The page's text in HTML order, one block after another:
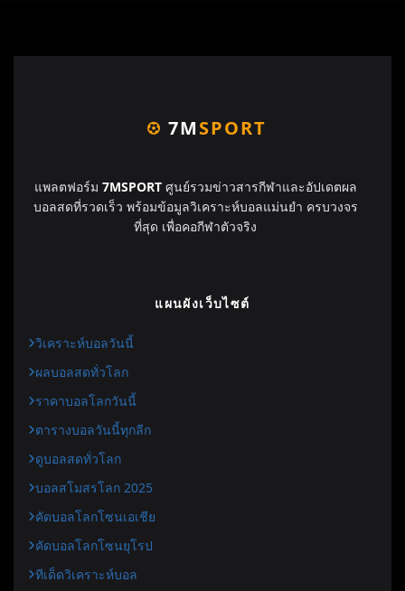
7MSPORT
แพลตฟอร์ม 7MSPORTศูนย์รวมข่าวสารกีฬาและอัปเดตผล
บอลสดที่รวดเร็ว พร้อมข้อมูลวิเคราะห์บอลแม่นยำ ครบวงจร
ที่สุด เพื่อคอกีฬาตัวจริง
แผนผังเว็บไซต์
วิเคราะห์บอลวันนี้
ผลบอลสดทั่วโลก
ราคาบอลโลกวันนี้
ตารางบอลวันนี้ทุกลีก
ดูบอลสดทั่วโลก
บอลสโมสรโลก 2025
คัดบอลโลกโซนเอเชีย
คัดบอลโลกโซนยุโรป
ทีเด็ดวิเคราะห์บอล